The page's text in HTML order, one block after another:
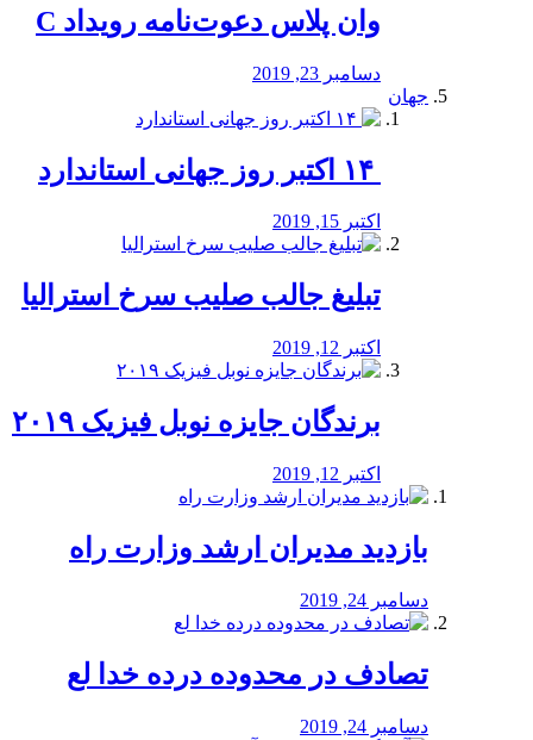
وان پلاس دعوت‌نامه رویداد C
دسامبر 23, 2019
جهان
اکتبر 15, 2019
تبلیغ جالب صلیب سرخ استرالیا
اکتبر 12, 2019
برندگان جایزه نوبل فیزیک ۲۰۱۹
اکتبر 12, 2019
بازدید مدیران ارشد وزارت راه
دسامبر 24, 2019
تصادف در محدوده درده خدا لع
دسامبر 24, 2019